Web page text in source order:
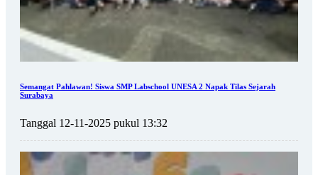
Semangat Pahlawan! Siswa SMP Labschool UNESA 2 Napak Tilas Sejarah
Surabaya
Tanggal 12-11-2025 pukul 13:32